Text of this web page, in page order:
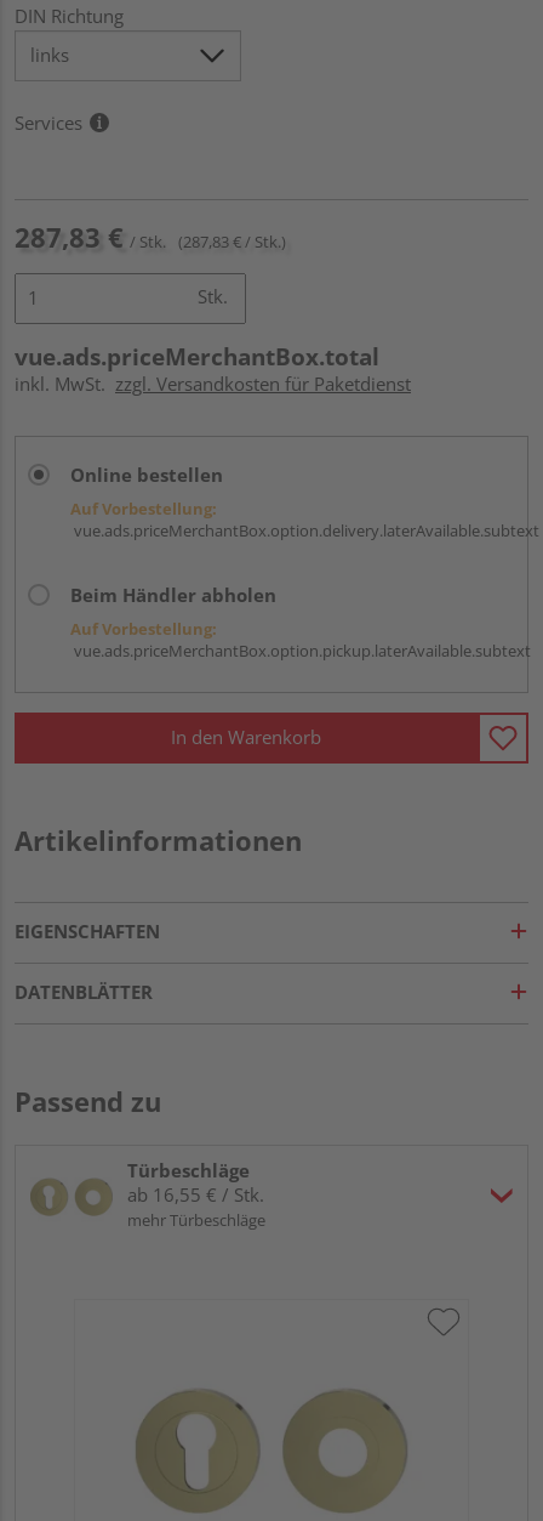
DIN Richtung
Services
287,83 € / Stk. (287,83 € / Stk.)
Stk.
vue.ads.priceMerchantBox.total
inkl. MwSt. zzgl. Versandkosten für Paketdienst
Online bestellen
Auf Vorbestellung:
vue.ads.priceMerchantBox.option.delivery.laterAvailable.subtext
Beim Händler abholen
Auf Vorbestellung:
vue.ads.priceMerchantBox.option.pickup.laterAvailable.subtext
In den Warenkorb
Artikelinformationen
EIGENSCHAFTEN
DATENBLÄTTER
Passend zu
Türbeschläge
ab 16,55 € / Stk.
mehr Türbeschläge